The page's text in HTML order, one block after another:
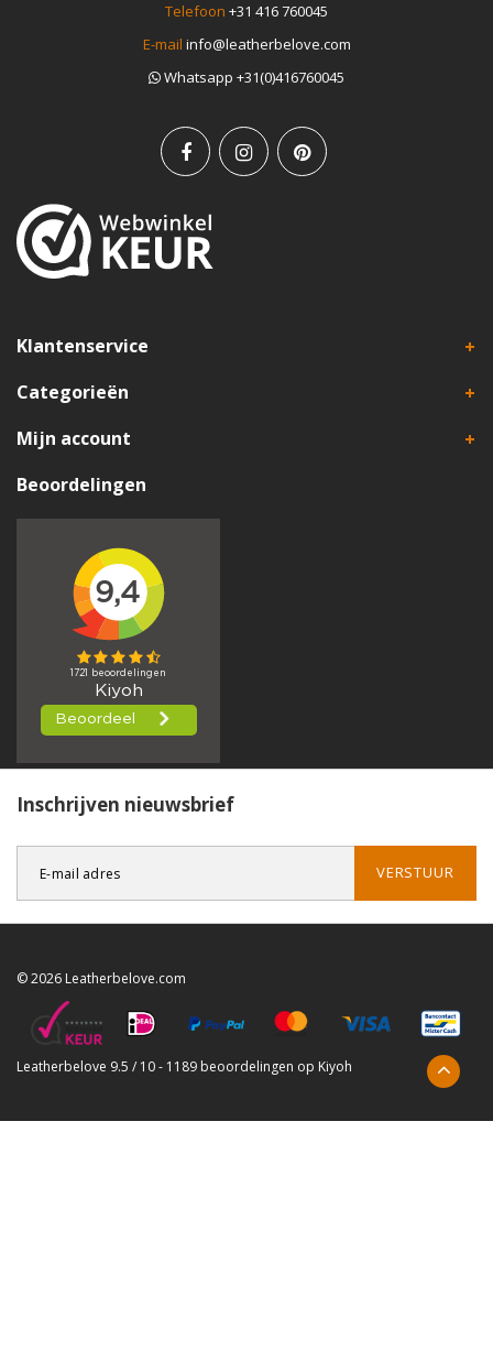
Telefoon +31 416 760045
E-mail info@leatherbelove.com
Whatsapp +31(0)416760045
Klantenservice
Categorieën
Mijn account
Beoordelingen
Inschrijven nieuwsbrief
VERSTUUR
© 2026 Leatherbelove.com
Leatherbelove 9.5 / 10- 1189 beoordelingen op Kiyoh